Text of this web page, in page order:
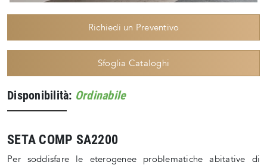
Richiedi un Preventivo
Sfoglia Cataloghi
Disponibilità: Ordinabile
SETA COMP SA2200
Per soddisfare le eterogenee problematiche abitative di